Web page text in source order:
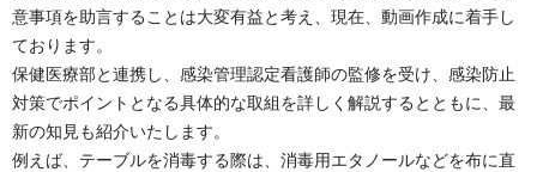
意事項を助言することは大変有益と考え、現在、動画作成に着手し
ております。
保健医療部と連携し、感染管理認定看護師の監修を受け、感染防止
対策でポイントとなる具体的な取組を詳しく解説するとともに、最
新の知見も紹介いたします。
例えば、テーブルを消毒する際は、消毒用エタノールなどを布に直